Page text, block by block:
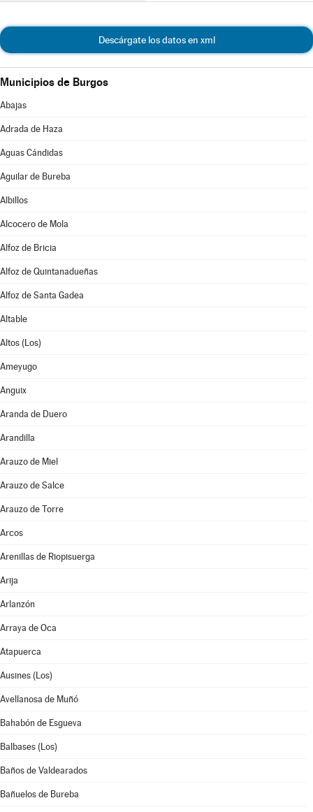
Descárgate los datos en xml
Municipios de Burgos
Abajas
Adrada de Haza
Aguas Cándidas
Aguilar de Bureba
Albillos
Alcocero de Mola
Alfoz de Bricia
Alfoz de Quintanadueñas
Alfoz de Santa Gadea
Altable
Altos (Los)
Ameyugo
Anguix
Aranda de Duero
Arandilla
Arauzo de Miel
Arauzo de Salce
Arauzo de Torre
Arcos
Arenillas de Riopisuerga
Arija
Arlanzón
Arraya de Oca
Atapuerca
Ausines (Los)
Avellanosa de Muñó
Bahabón de Esgueva
Balbases (Los)
Baños de Valdearados
Bañuelos de Bureba